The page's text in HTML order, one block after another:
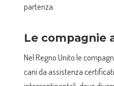
partenza.
Le compagnie
Nel Regno Unito le
cani da assistenza